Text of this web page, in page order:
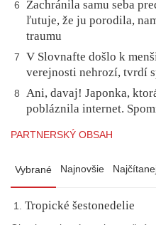
6
Zachránila samu seba
ľutuje, že ju porodila,
traumu
7
V Slovnafte došlo k
verejnosti nehrozí, tvrdí
8
Ani, davaj! Japonka,
pobláznila internet.
PARTNERSKÝ OBSAH
Vybrané Najnovšie
Tropické šestonedelie